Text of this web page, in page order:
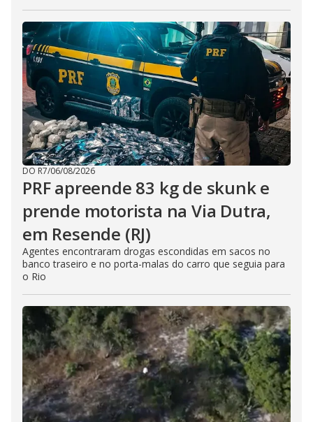
DO R7/06/08/2026
PRF apreende 83 kg de skunk e
prende motorista na Via Dutra,
em Resende (RJ)
Agentes encontraram drogas escondidas em sacos no
banco traseiro e no porta-malas do carro que seguia para
o Rio